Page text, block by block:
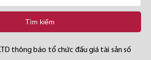
Tìm kiếm
thông báo tổ chức đấu giá tài sản số